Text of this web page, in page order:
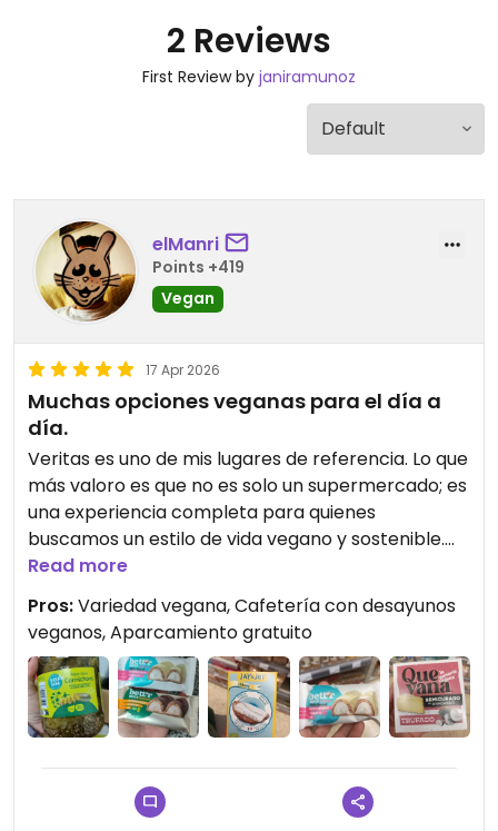
2 Reviews
First Review by janiramunoz
elManri
Points +419
Vegan
17 Apr 2026
Muchas opciones veganas para el día a
día.
​Veritas es uno de mis lugares de referencia. Lo que
más valoro es que no es solo un supermercado; es
una experiencia completa para quienes
buscamos un estilo de vida vegano y sostenible.
​La cafetería tiene una variedad excelente de
leches vegetales para el café y, sobre todo, unos
croissants veganos increíbles. El de frankfurt de
tofu es una opción salada súper original que no se
encuentra en cualquier sitio, aunque también hay
opciones dulces.
fresca de proximidad hasta procesados de alta
Read more
Pros:Variedad vegana, Cafetería con desayunos
veganos, Aparcamiento gratuito